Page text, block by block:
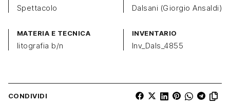
Spettacolo Dalsani (Giorgio Ansaldi)
MATERIA E TECNICA
litografia b/n
INVENTARIO
Inv_Dals_4855
CONDIVIDI